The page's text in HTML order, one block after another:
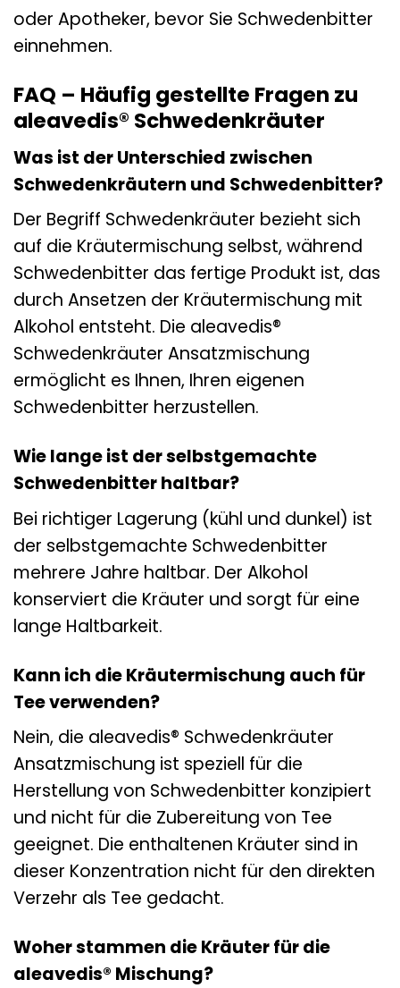
oder Apotheker, bevor Sie Schwedenbitter
einnehmen.
FAQ – Häufig gestellte Fragen zu
aleavedis® Schwedenkräuter
Was ist der Unterschied zwischen
Schwedenkräutern und Schwedenbitter?
Der Begriff Schwedenkräuter bezieht sich
auf die Kräutermischung selbst, während
Schwedenbitter das fertige Produkt ist, das
durch Ansetzen der Kräutermischung mit
Alkohol entsteht. Die aleavedis®
Schwedenkräuter Ansatzmischung
ermöglicht es Ihnen, Ihren eigenen
Schwedenbitter herzustellen.
Wie lange ist der selbstgemachte
Schwedenbitter haltbar?
Bei richtiger Lagerung (kühl und dunkel) ist
der selbstgemachte Schwedenbitter
mehrere Jahre haltbar. Der Alkohol
konserviert die Kräuter und sorgt für eine
lange Haltbarkeit.
Kann ich die Kräutermischung auch für
Tee verwenden?
Nein, die aleavedis® Schwedenkräuter
Ansatzmischung ist speziell für die
Herstellung von Schwedenbitter konzipiert
und nicht für die Zubereitung von Tee
geeignet. Die enthaltenen Kräuter sind in
dieser Konzentration nicht für den direkten
Verzehr als Tee gedacht.
Woher stammen die Kräuter für die
aleavedis® Mischung?